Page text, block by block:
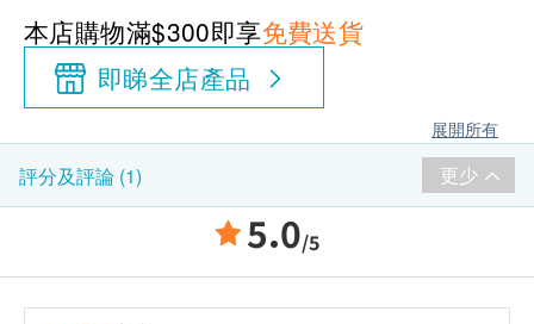
本店購物滿$300即享免費送貨
即睇全店產品
展開所有
評分及評論 (1) 更少
5.0/5